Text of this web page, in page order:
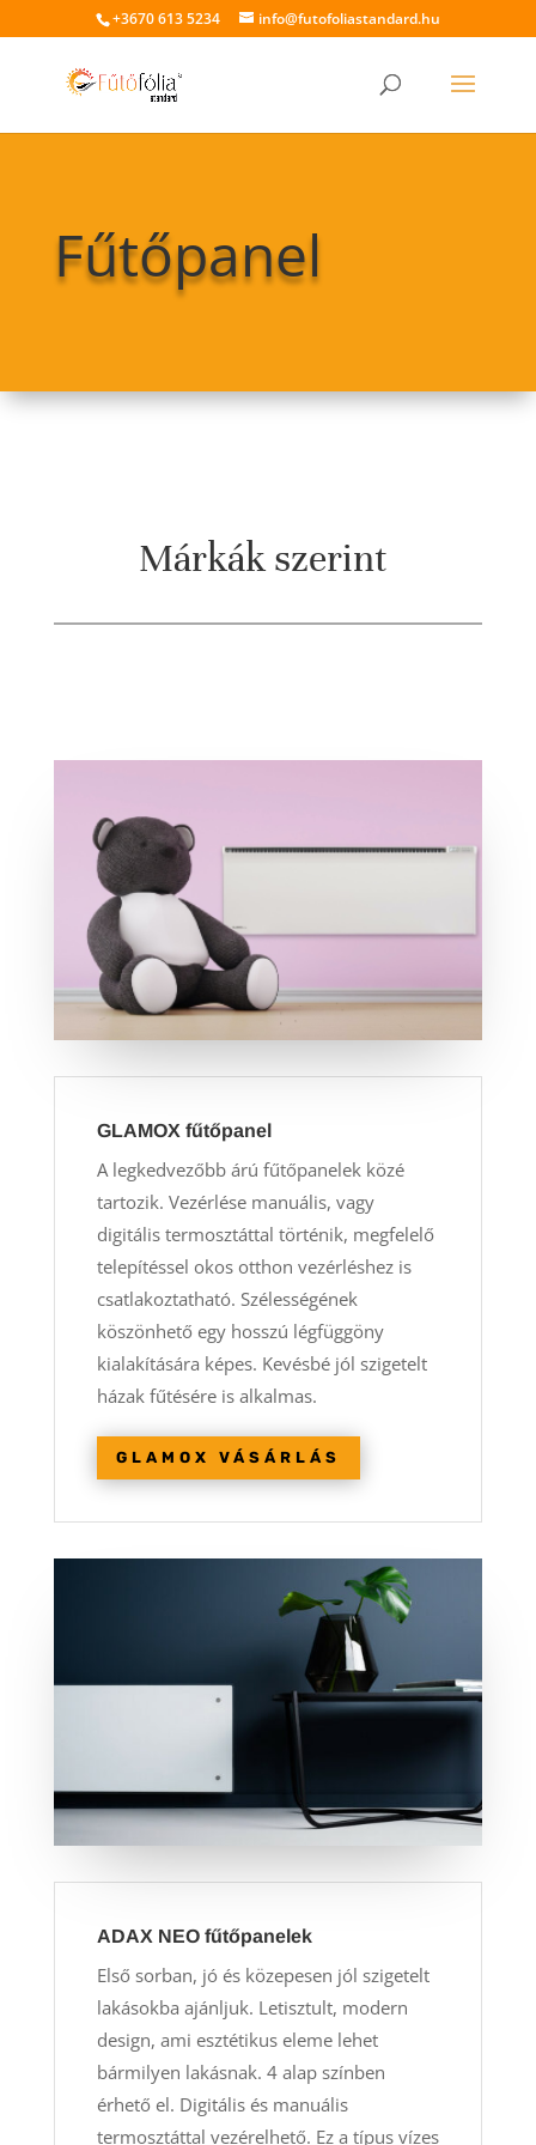
+3670 613 5234 info@futofoliastandard.hu
Fűtőpanel
Márkák szerint
GLAMOX fűtőpanel
A legkedvezőbb árú fűtőpanelek közé
tartozik. Vezérlése manuális, vagy
digitális termosztáttal történik, megfelelő
telepítéssel okos otthon vezérléshez is
csatlakoztatható. Szélességének
köszönhető egy hosszú légfüggöny
kialakítására képes. Kevésbé jól szigetelt
házak fűtésére is alkalmas.
GLAMOX VÁSÁRLÁS
ADAX NEO fűtőpanelek
Első sorban, jó és közepesen jól szigetelt
lakásokba ajánljuk. Letisztult, modern
design, ami esztétikus eleme lehet
bármilyen lakásnak. 4 alap színben
érhető el. Digitális és manuális
termosztáttal vezérelhető. Ez a típus vízes